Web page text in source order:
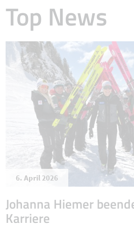
Top News
6. April 2026
Johanna Hiemer
Karriere